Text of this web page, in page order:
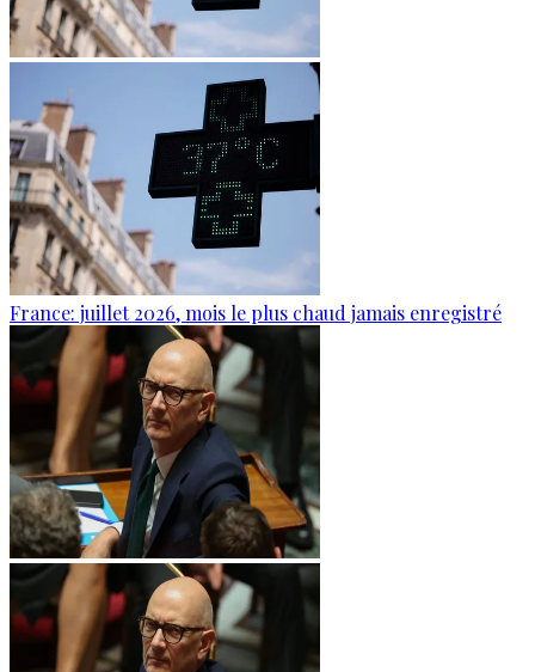
France: juillet 2026, mois le plus chaud jamais enregistré